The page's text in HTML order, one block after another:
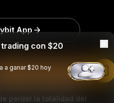
clave y
a nuestro
inversión conllevan
perder la totalidad del
App
con $20
a ganar $20 hoy
en la aplicación de Bybit